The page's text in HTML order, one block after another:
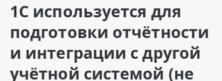
1С используется для
подготовки отчётности
и интеграции с другой
учётной системой (не